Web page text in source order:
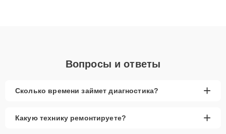
Вопросы и ответы
Сколько времени займет диагностика? +
Какую технику ремонтируете? +